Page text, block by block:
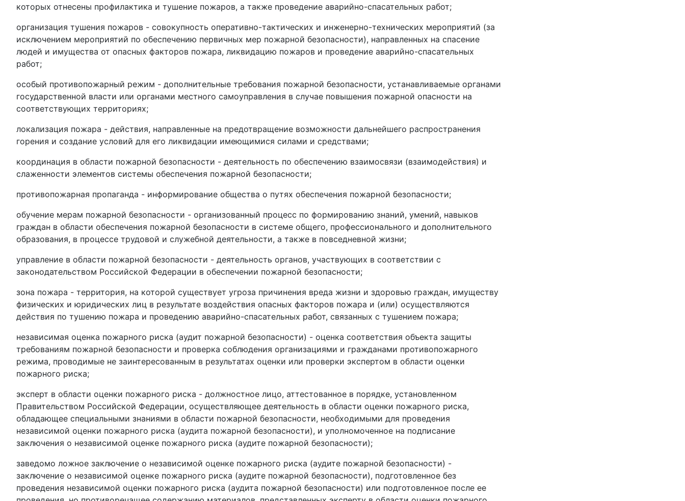
которых отнесены профилактика и тушение пожаров, а также проведение аварийно-спасательных работ;
организация тушения пожаров - совокупность оперативно-тактических и инженерно-технических мероприятий (за
исключением мероприятий по обеспечению первичных мер пожарной безопасности), направленных на спасение
людей и имущества от опасных факторов пожара, ликвидацию пожаров и проведение аварийно-спасательных
работ;
особый противопожарный режим - дополнительные требования пожарной безопасности, устанавливаемые органами
государственной власти или органами местного самоуправления в случае повышения пожарной опасности на
соответствующих территориях;
локализация пожара - действия, направленные на предотвращение возможности дальнейшего распространения
горения и создание условий для его ликвидации имеющимися силами и средствами;
координация в области пожарной безопасности - деятельность по обеспечению взаимосвязи (взаимодействия) и
слаженности элементов системы обеспечения пожарной безопасности;
противопожарная пропаганда - информирование общества о путях обеспечения пожарной безопасности;
обучение мерам пожарной безопасности - организованный процесс по формированию знаний, умений, навыков
граждан в области обеспечения пожарной безопасности в системе общего, профессионального и дополнительного
образования, в процессе трудовой и служебной деятельности, а также в повседневной жизни;
управление в области пожарной безопасности - деятельность органов, участвующих в соответствии с
законодательством Российской Федерации в обеспечении пожарной безопасности;
зона пожара - территория, на которой существует угроза причинения вреда жизни и здоровью граждан, имуществу
физических и юридических лиц в результате воздействия опасных факторов пожара и (или) осуществляются
действия по тушению пожара и проведению аварийно-спасательных работ, связанных с тушением пожара;
независимая оценка пожарного риска (аудит пожарной безопасности) - оценка соответствия объекта защиты
требованиям пожарной безопасности и проверка соблюдения организациями и гражданами противопожарного
режима, проводимые не заинтересованным в результатах оценки или проверки экспертом в области оценки
пожарного риска;
эксперт в области оценки пожарного риска - должностное лицо, аттестованное в порядке, установленном
Правительством Российской Федерации, осуществляющее деятельность в области оценки пожарного риска,
обладающее специальными знаниями в области пожарной безопасности, необходимыми для проведения
независимой оценки пожарного риска (аудита пожарной безопасности), и уполномоченное на подписание
заключения о независимой оценке пожарного риска (аудите пожарной безопасности);
заведомо ложное заключение о независимой оценке пожарного риска (аудите пожарной безопасности) -
заключение о независимой оценке пожарного риска (аудите пожарной безопасности), подготовленное без
проведения независимой оценки пожарного риска (аудита пожарной безопасности) или подготовленное после ее